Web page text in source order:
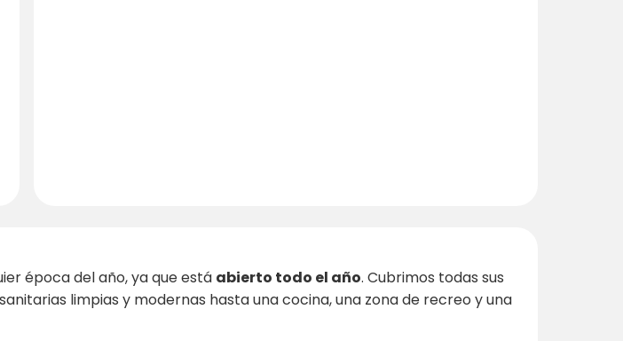
época del año, ya que está abierto todo el año. Cubrimos todas sus
limpias y modernas hasta una cocina, una zona de recreo y una